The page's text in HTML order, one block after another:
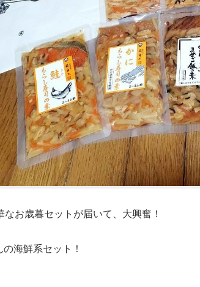
なお歳暮セットが届いて、大興奮！
海鮮系セット！